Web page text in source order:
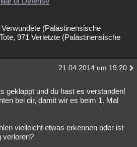
(Palästinensische
971 Verletzte (Palästinensische
21.04.2014 um 19:20
geklappt und du hast es verstanden!
bei dir, damit wir es beim 1. Mal
vielleicht etwas erkennen oder ist
verloren?